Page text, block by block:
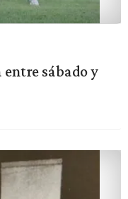
entre sábado y